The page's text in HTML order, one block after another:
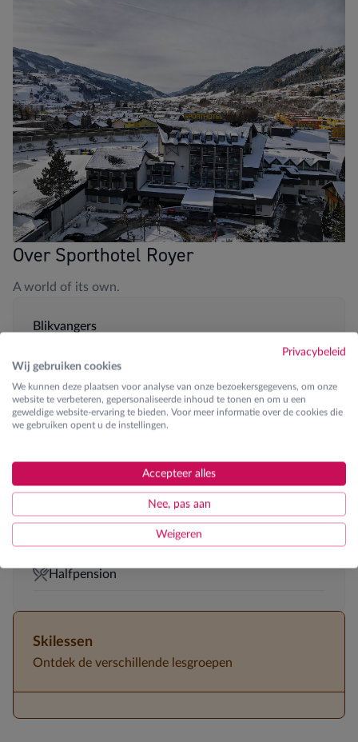
Privacybeleid
Wij gebruiken cookies
We kunnen deze plaatsen voor analyse van onze bezoekersgegevens, om onze
website te verbeteren, gepersonaliseerde inhoud te tonen en om u een
geweldige website-ervaring te bieden. Voor meer informatie over de cookies die
we gebruiken opent u de instellingen.
Accepteer alles
Nee, pas aan
Weigeren
Over Sporthotel Royer
A world of its own.
Blikvangers
400m van piste Planai-Hochwurzen
Zwembad en Wellness
Fitness aanwezig
tafeltennis en speelautomaten
5-persoonskamers aanwezig
Genietweek 50+ in februari
Halfpension
Skilessen
Ontdek de verschillende lesgroepen